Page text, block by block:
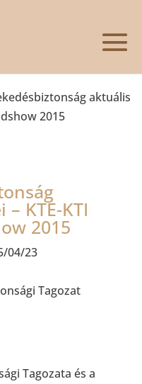
aktuális
2015
KTE-KTI
2015
04/23
Tagozat
Tagozata és a